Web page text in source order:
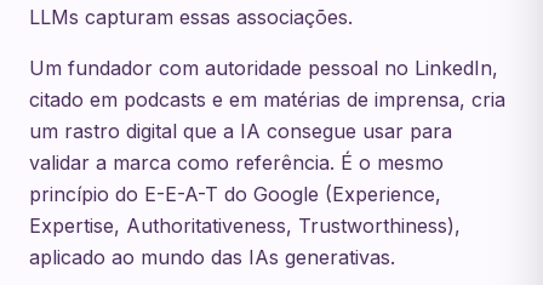
LLMs capturam essas associações.
Um fundador com autoridade pessoal no LinkedIn,
citado em podcasts e em matérias de imprensa, cria
um rastro digital que a IA consegue usar para
validar a marca como referência. É o mesmo
princípio do E-E-A-T do Google (Experience,
Expertise, Authoritativeness, Trustworthiness),
aplicado ao mundo das IAs generativas.